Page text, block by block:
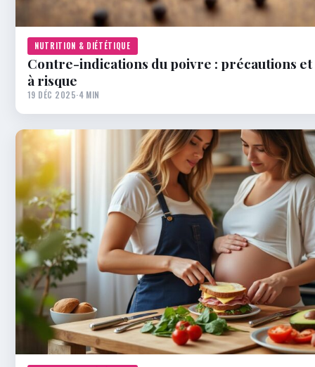
NUTRITION & DIÉTÉTIQUE
Contre-indications du poivre : précautions
à risque
19 DÉC 2025·4 MIN